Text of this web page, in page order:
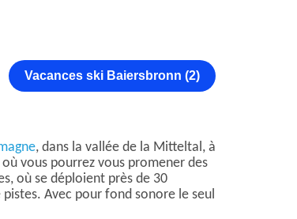
Vacances ski Baiersbronn (2)
, dans la vallée de la Mitteltal, à
vous pourrez vous promener des
où se déploient près de 30
Avec pour fond sonore le seul